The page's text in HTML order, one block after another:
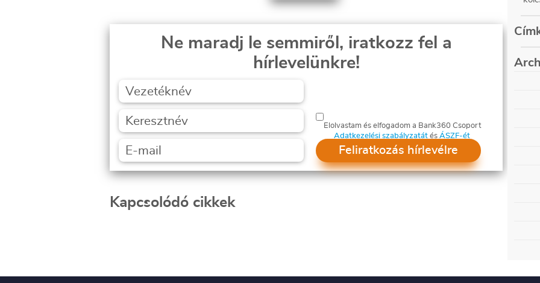
Ne maradj le semmiről, iratkozz fel a
hírlevelünkre!
Elolvastam és elfogadom a Bank360 Csoport
Adatkezelési szabályzatát és ÁSZF-ét
Feliratkozás hírlevélre
Kapcsolódó cikkek